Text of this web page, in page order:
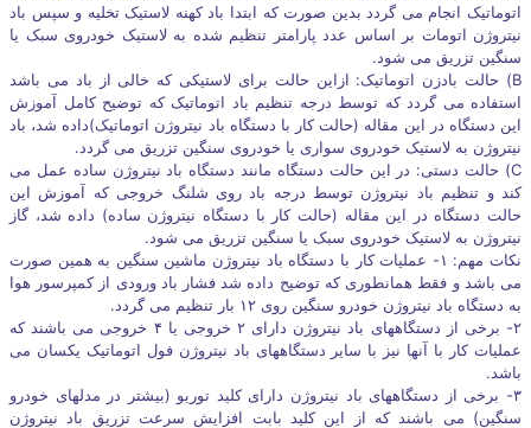
اتوماتیک انجام می گردد بدین صورت که ابتدا باد کهنه لاستیک تخلیه و سپس باد
نیتروژن اتومات بر اساس عدد پارامتر تنظیم شده به لاستیک خودروی سبک یا
سنگین تزریق می شود.
B) حالت بادزن اتوماتیک: ازاین حالت برای لاستیکی که خالی از باد می باشد
استفاده می گردد که توسط درجه تنظیم باد اتوماتیک که توضیح کامل آموزش
این دستگاه در این مقاله (حالت کار با دستگاه باد نیتروژن اتوماتیک)داده شد، باد
نیتروژن به لاستیک خودروی سواری یا خودروی سنگین تزریق می گردد.
C) حالت دستی: در این حالت دستگاه مانند دستگاه باد نیتروژن ساده عمل می
کند و تنظیم باد نیتروژن توسط درجه باد روی شلنگ خروجی که آموزش این
حالت دستگاه در این مقاله (حالت کار با دستگاه نیتروژن ساده) داده شد، گاز
نیتروژن به لاستیک خودروی سبک یا سنگین تزریق می شود.
نکات مهم: ۱- عملیات کار با دستگاه باد نیتروژن ماشین سنگین به همین صورت
می باشد و فقط همانطوری که توضیح داده شد فشار باد ورودی از کمپرسور هوا
به دستگاه باد نیتروژن خودرو سنگین روی ۱۲ بار تنظیم می گردد.
۲- برخی از دستگاههای باد نیتروژن دارای ۲ خروجی یا ۴ خروجی می باشند که
عملیات کار با آنها نیز با سایر دستگاههای باد نیتروژن فول اتوماتیک یکسان می
باشد.
۳- برخی از دستگاههای باد نیتروژن دارای کلید توربو (بیشتر در مدلهای خودرو
سنگین) می باشند که از این کلید بابت افزایش سرعت تزریق باد نیتروژن